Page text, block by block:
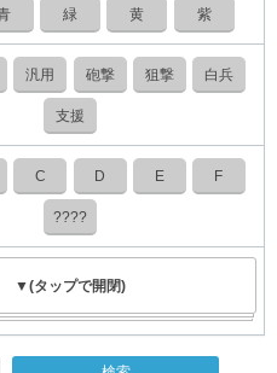
緑 黄 紫
汎用 砲撃 狙撃 白兵
支援
C D E F
????
▼(タップで開閉)